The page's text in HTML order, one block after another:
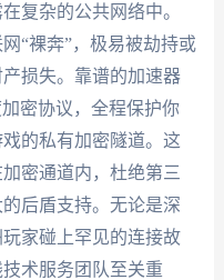
复杂的公共网络中。
“裸奔”，极易被劫持或
损失。靠谱的加速器
密协议，全程保护你
的私有加密隧道。这
密通道内，杜绝第三
后盾支持。无论是深
家碰上罕见的连接故
术服务团队至关重